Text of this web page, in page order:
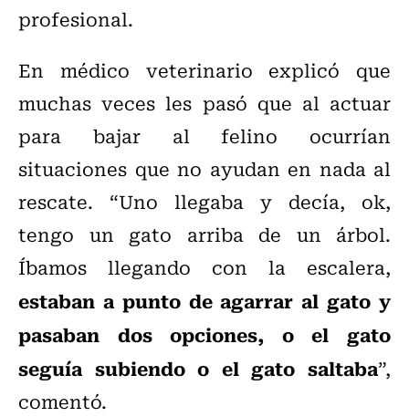
profesional.
En médico veterinario explicó que
muchas veces les pasó que al actuar
para bajar al felino ocurrían
situaciones que no ayudan en nada al
rescate. “Uno llegaba y decía, ok,
tengo un gato arriba de un árbol.
Íbamos llegando con la escalera,
estaban a punto de agarrar al gato y
pasaban dos opciones, o el gato
seguía subiendo o el gato saltaba”,
comentó.